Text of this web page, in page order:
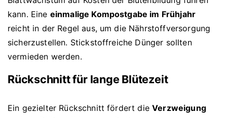
kann. Eine einmalige Kompostgabe im Frühjahr
reicht in der Regel aus, um die Nährstoffversorgung
sicherzustellen. Stickstoffreiche Dünger sollten
vermieden werden.
Rückschnitt für lange Blütezeit
Ein gezielter Rückschnitt fördert dieVerzweigung